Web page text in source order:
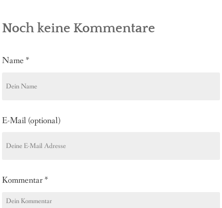
Noch keine Kommentare
Name *
E-Mail (optional)
Kommentar*